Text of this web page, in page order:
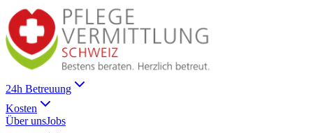
24h Betreuung
Kosten
Über unsJobs